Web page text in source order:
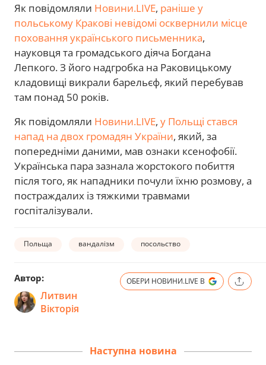
Як повідомляли Новини.LIVE, раніше у
польському Кракові невідомі осквернили місце
поховання українського письменника,
науковця та громадського діяча Богдана
Лепкого. З його надгробка на Раковицькому
кладовищі викрали барельєф, який перебував
там понад 50 років.
Як повідомляли Новини.LIVE, у Польщі стався
напад на двох громадян України, який, за
попередніми даними, мав ознаки ксенофобії.
Українська пара зазнала жорстокого побиття
після того, як нападники почули їхню розмову, а
постраждалих із тяжкими травмами
госпіталізували.
Польща вандалізм посольство
Автор:
Литвин
Вікторія
ОБЕРИ НОВИНИ.LIVE В
Наступна новина